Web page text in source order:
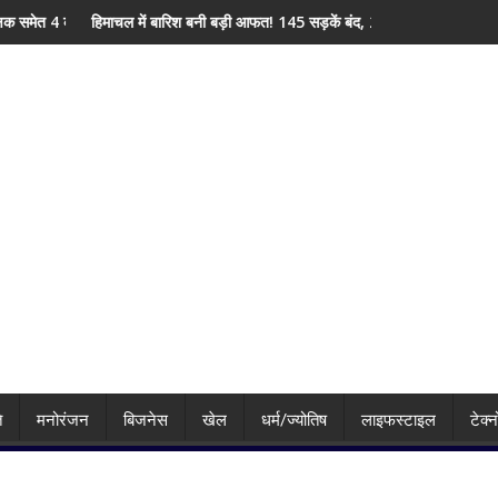
में बारिश बनी बड़ी आफत! 145 सड़कें बंद, 224 ट्रांसफार्मर ठप, अगले 48 घंटे के लिए हाई
1 साल की FD पर
मनोरंजन बिजनेस खेल धर्म/ज्योतिष लाइफस्टाइल